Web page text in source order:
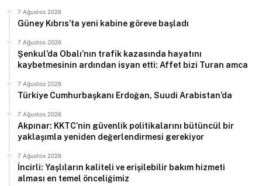
7 Ağustos 2026
Güney Kıbrıs’ta yeni kabine göreve başladı
7 Ağustos 2026
Şenkul’da Obalı’nın trafik kazasında hayatını
kaybetmesinin ardından isyan etti: Affet bizi Turan amca
7 Ağustos 2026
Türkiye Cumhurbaşkanı Erdoğan, Suudi Arabistan’da
7 Ağustos 2026
Akpınar: KKTC’nin güvenlik politikalarını bütüncül bir
yaklaşımla yeniden değerlendirmesi gerekiyor
7 Ağustos 2026
İncirli: Yaşlıların kaliteli ve erişilebilir bakım hizmeti
alması en temel önceliğimiz